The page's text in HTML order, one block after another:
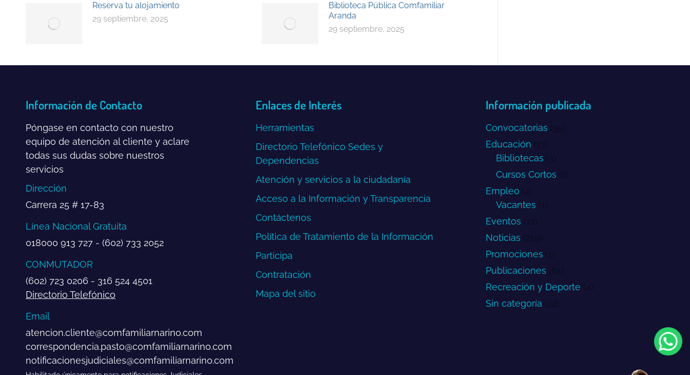
Reserva tu alojamiento
29 septiembre, 2025
Biblioteca Pública Comfamiliar
Aranda
29 septiembre, 2025
Información de Contacto
Póngase en contacto con nuestro
equipo de atención al cliente y aclare
todas sus dudas sobre nuestros
servicios
Dirección
Carrera 25 # 17-83
Línea Nacional Gratuita
018000 913 727 - (602) 733 2052
CONMUTADOR
(602) 723 0206 - 316 524 4501
Directorio Telefónico
Email
atencion.cliente@comfamiliarnarino.com
correspondencia.pasto@comfamiliarnarino.com
notificacionesjudiciales@comfamiliarnarino.com
Enlaces de Interés
Herramientas
Directorio Telefónico Sedes y
Dependencias
Atención y servicios a la ciudadanía
Acceso a la Información y Transparencia
Contáctenos
Política de Tratamiento de la Información
Participa
Contratación
Mapa del sitio
Información publicada
Convocatorias (35)
Educación (13)
Bibliotecas (3)
Cursos Cortos (2)
Empleo (2)
Vacantes (1)
Eventos (12)
Noticias (219)
Promociones (1)
Publicaciones (81)
Recreación y Deporte (4)
Sin categoría (22)